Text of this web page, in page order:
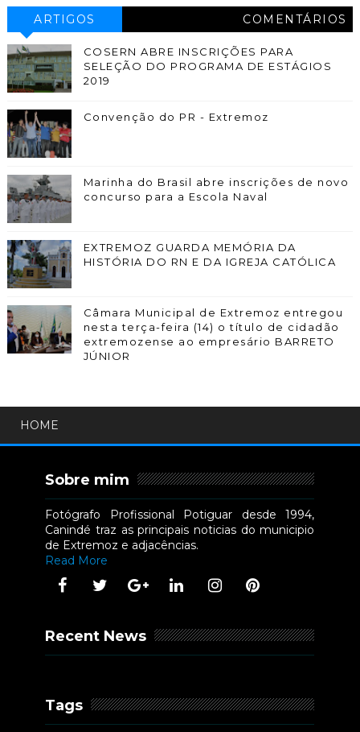
ARTIGOS COMENTÁRIOS
COSERN ABRE INSCRIÇÕES PARA
SELEÇÃO DO PROGRAMA DE ESTÁGIOS
2019
Convenção do PR - Extremoz
Marinha do Brasil abre inscrições de novo
concurso para a Escola Naval
EXTREMOZ GUARDA MEMÓRIA DA
HISTÓRIA DO RN E DA IGREJA CATÓLICA
Câmara Municipal de Extremoz entregou
nesta terça-feira (14) o título de cidadão
extremozense ao empresário BARRETO
JÚNIOR
HOME
Sobre mim
Fotógrafo Profissional Potiguar desde 1994,
Canindé traz as principais noticias do municipio
de Extremoz e adjacências.
Read More
Recent News
Tags